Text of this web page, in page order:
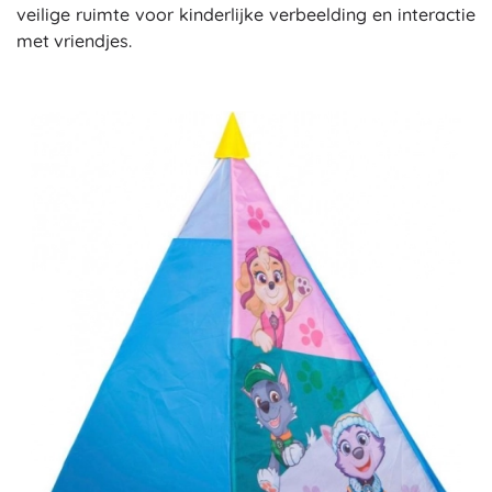
veilige ruimte voor kinderlijke verbeelding en interactie
met vriendjes.